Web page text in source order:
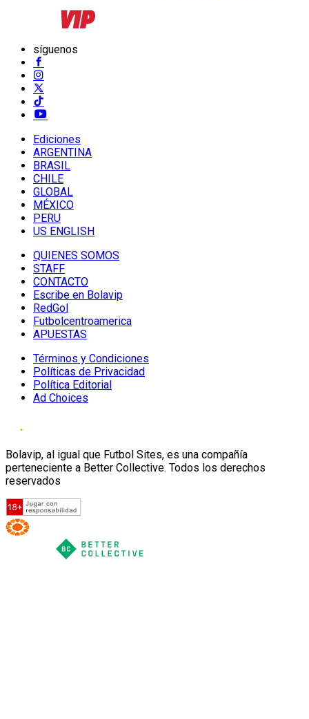
síguenos
Ediciones
ARGENTINA
BRASIL
CHILE
GLOBAL
MÉXICO
PERU
US ENGLISH
QUIENES SOMOS
STAFF
CONTACTO
Escribe en Bolavip
RedGol
Futbolcentroamerica
APUESTAS
Términos y Condiciones
Políticas de Privacidad
Política Editorial
Ad Choices
Bolavip, al igual que Futbol Sites, es una compañía
perteneciente a Better Collective. Todos los derechos
reservados